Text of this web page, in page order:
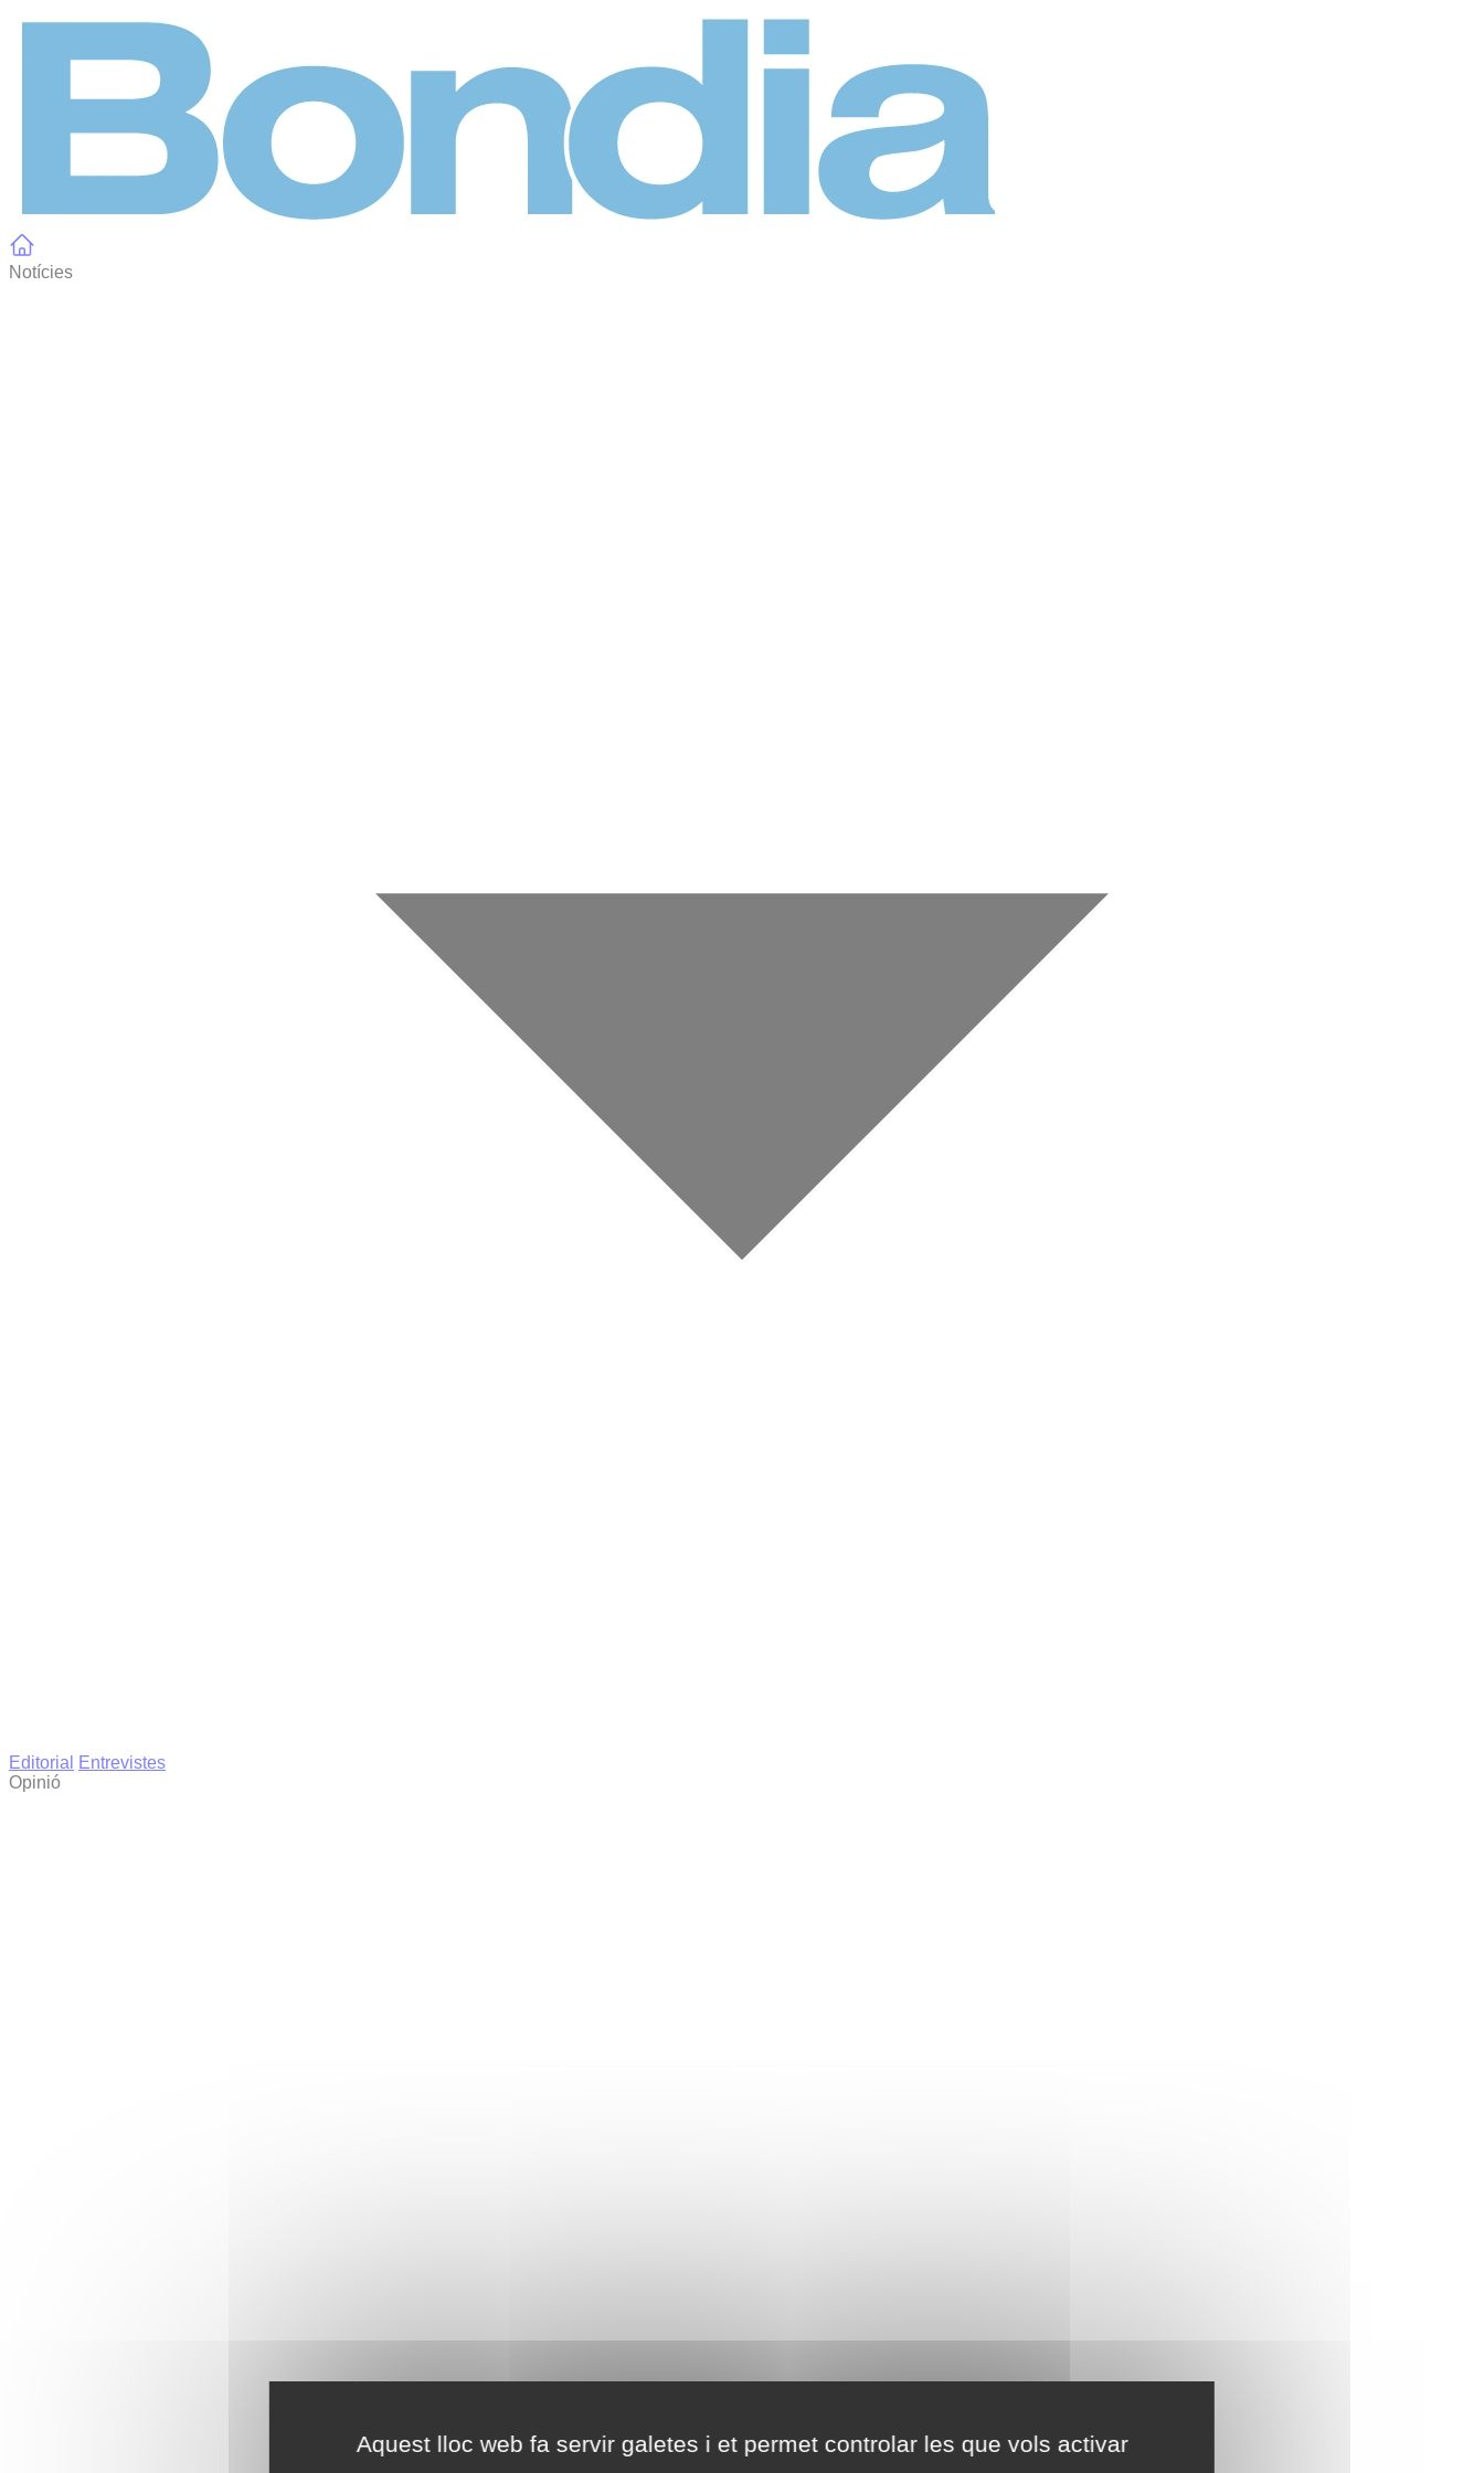
Aquest lloc web fa servir galetes i et permet controlar les que vols activar
Notícies
Editorial
Entrevistes
Opinió